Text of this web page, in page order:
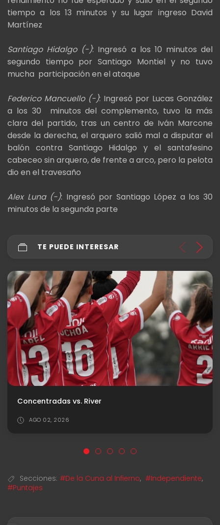
tiempo a los 13 minutos y su lugar ingreso David
Martínez
Santiago Hidalgo (-): Ingresó a los 10 minutos del
segundo tiempo por Santiago Montiel y no tuvo
mucha participación en el ataque
Federico Mancuello (-): Ingresó por Lucas González
a los 30 minutos del complemento, tuvo la más
clara del partido, tras un centro de Iván Marcone
desde la derecha, el arquero salió mal a disputar el
balón contra Santiago Hidalgo y el santafesino
cabeceo sin arquero, de frente a arco, pero la pelota
dio en el travesaño
Alex Luna (-): Ingresó por Santiago López a los 30
minutos de la segunda parte
TE PUEDE INTERESAR
Árbitro e historial ante Platense
AGO 06, 2026
Secciones: #De la Cuna al Infierno, #Independiente,
#Puntajes